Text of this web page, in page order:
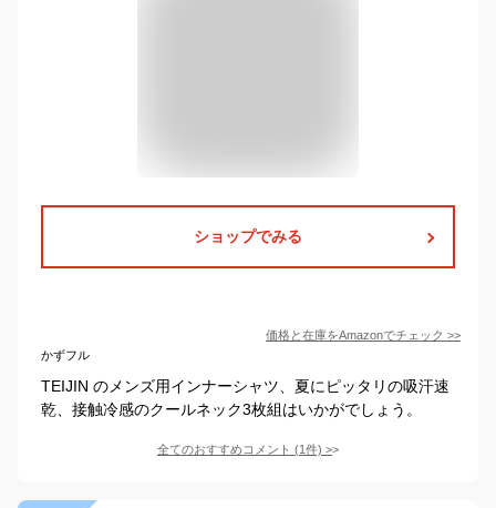
ショップでみる
価格と在庫をAmazonでチェック >>
かずフル
TEIJIN のメンズ用インナーシャツ、夏にピッタリの吸汗速
乾、接触冷感のクールネック3枚組はいかがでしょう。
全てのおすすめコメント (1件) >